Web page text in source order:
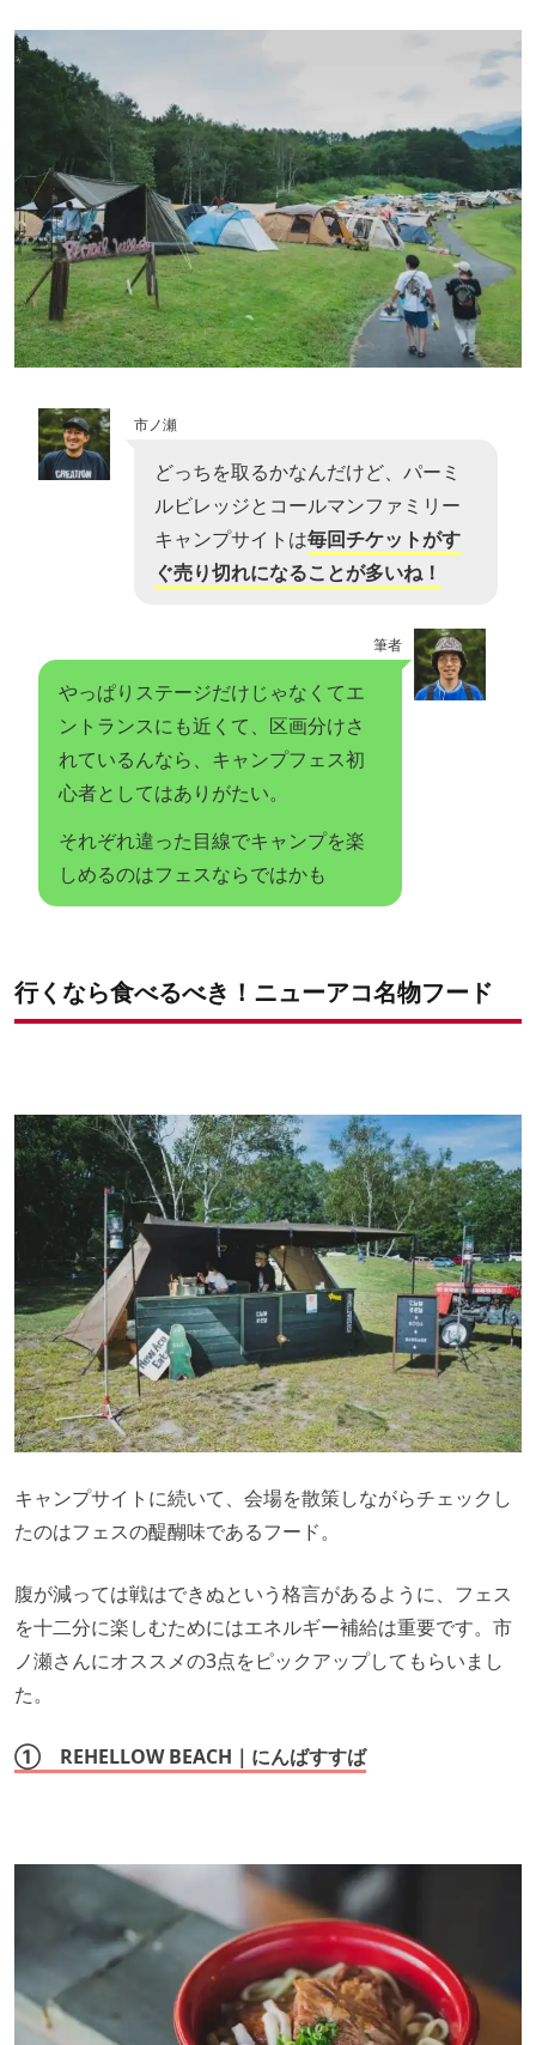
市ノ瀬
どっちを取るかなんだけど、パーミ
ルビレッジとコールマンファミリー
キャンプサイトは毎回チケットがす
ぐ売り切れになることが多いね！
筆者
やっぱりステージだけじゃなくてエ
ントランスにも近くて、区画分けさ
れているんなら、キャンプフェス初
心者としてはありがたい。
それぞれ違った目線でキャンプを楽
しめるのはフェスならではかも
行くなら食べるべき！ニューアコ名物フード
キャンプサイトに続いて、会場を散策しながらチェックし
たのはフェスの醍醐味であるフード。
腹が減っては戦はできぬという格言があるように、フェス
を十二分に楽しむためにはエネルギー補給は重要です。市
ノ瀬さんにオススメの3点をピックアップしてもらいまし
た。
① REHELLOW BEACH｜にんばすすば